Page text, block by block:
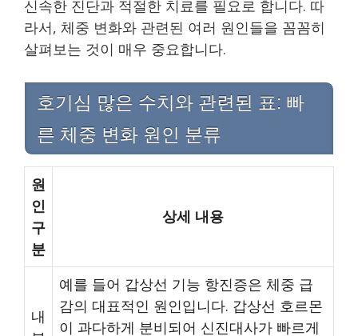
신속한 진단과 적절한 치료를 필요로 합니다. 따
라서, 체중 변화와 관련된 여러 원인들을 꼼꼼히
살펴보는 것이 매우 중요합니다.
호기심 많은 수치와 관련된 표: 빠
른 체중 변화 원인 분류
원
인
구
분
상세 내용
내
예를 들어 갑상선 기능 항진증은 체중 급
감의 대표적인 원인입니다. 갑상선 호르몬
이 과다하게 분비되어 신진대사가 빠르게